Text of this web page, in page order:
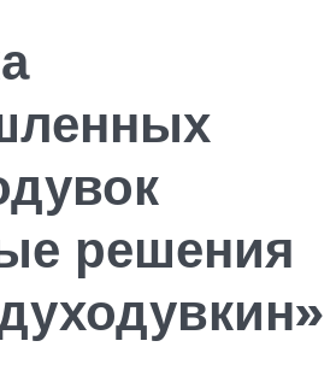
решения